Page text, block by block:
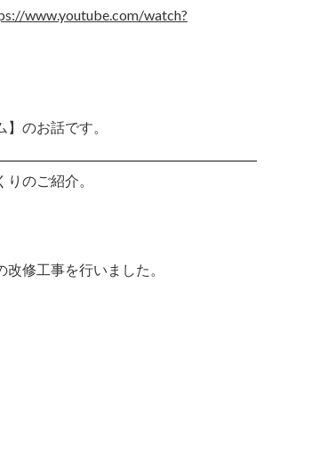
www.youtube.com/watch?
のお話です。
のご紹介。
修工事を行いました。